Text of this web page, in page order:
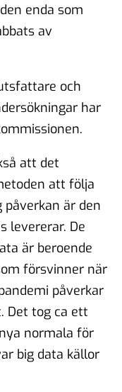
enda som
av
och
har
att det
att följa
är den
levererar. De
är beroende
försvinner när
påverkar
Det tog ca ett
normala för
big data källor